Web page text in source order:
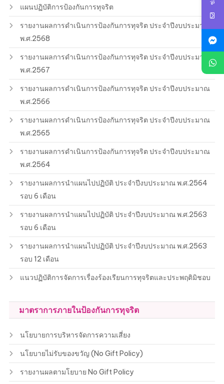
แผนปฏิบัติการป้องกันการทุจริต
รายงานผลการดำเนินการป้องกันการทุจริต ประจำปีงบประมาณ
พ.ศ.2568
รายงานผลการดำเนินการป้องกันการทุจริต ประจำปีงบประมาณ
พ.ศ.2567
รายงานผลการดำเนินการป้องกันการทุจริต ประจำปีงบประมาณ
พ.ศ.2566
รายงานผลการดำเนินการป้องกันการทุจริต ประจำปีงบประมาณ
พ.ศ.2565
รายงานผลการดำเนินการป้องกันการทุจริต ประจำปีงบประมาณ
พ.ศ.2564
รายงานผลการนำแผนไปปฏิบัติ ประจำปีงบประมาณ พ.ศ.2564
รอบ 6 เดือน
รายงานผลการนำแผนไปปฏิบัติ ประจำปีงบประมาณ พ.ศ.2563
รอบ 6 เดือน
รายงานผลการนำแผนไปปฏิบัติ ประจำปีงบประมาณ พ.ศ.2563
รอบ 12 เดือน
แนวปฏิบัติการจัดการเรื่องร้องเรียนการทุจริตและประพฤติมิชอบ
มาตราการภายในป้องกันการทุจริต
นโยบายการบริหารจัดการความเสี่ยง
นโยบายไม่รับของขวัญ (No Gift Policy)
รายงานผลตามโยบาย No Gift Policy